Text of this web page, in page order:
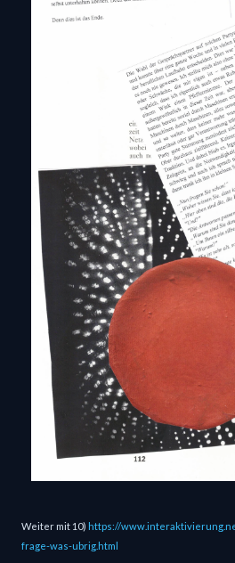
Weiter mit 10) https://
frage-was-ubrig.html